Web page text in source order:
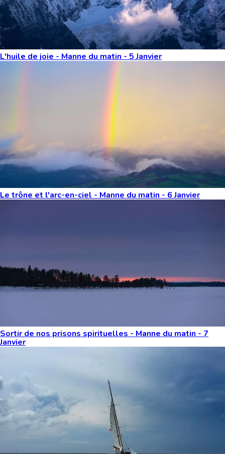
L'huile de joie - Manne du matin - 5 Janvier
Le trône et l'arc-en-ciel - Manne du matin - 6 Janvier
Sortir de nos prisons spirituelles - Manne du matin - 7
Janvier